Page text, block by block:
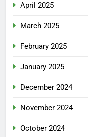
April 2025
March 2025
February 2025
January 2025
December 2024
November 2024
October 2024